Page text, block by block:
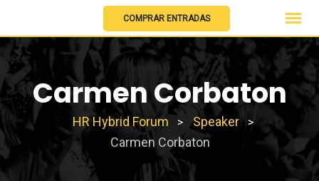
Skip
to
content
COMPRAR ENTRADAS
Carmen Corbaton
HR Hybrid Forum > Speaker >
Carmen Corbaton